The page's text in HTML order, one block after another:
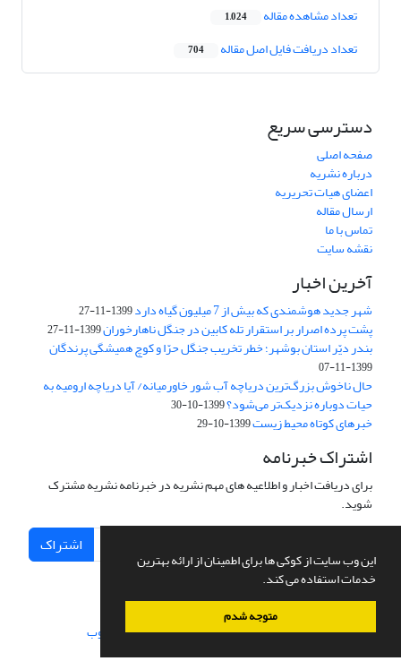
این وب سایت از کوکی ها برای اطمینان از ارائه بهترین
خدمات استفاده می کند.
متوجه شدم
تعداد مشاهده مقاله 1,024
تعداد دریافت فایل اصل مقاله 704
دسترسی سریع
صفحه اصلی
درباره نشریه
اعضای هیات تحریریه
ارسال مقاله
تماس با ما
نقشه سایت
آخرین اخبار
شهر جدید هوشمندی که بیش از 7 میلیون گیاه دارد 1399-11-27
پشت پرده اصرار بر استقرار تله کابین در جنگل ناهارخوران1399-11-27
بندر دیّر استان بوشهر؛ خطر تخریب جنگل‌ حرّا و کوچ همیشگی پرندگان
1399-11-07
حال ناخوش بزرگ‌ترین دریاچه آب شور ‌خاور‌میانه/‌ آیا دریاچه ارومیه به
حیات دوباره نزدیک‌تر می‌شود؟1399-10-30
خبرهای کوتاه محیط زیست1399-10-29
اشتراک خبرنامه
برای دریافت اخبار و اطلاعیه های مهم نشریه در خبرنامه نشریه مشترک
شوید.
اشتراک
سامانه مدیریت نشریات علمی.طراحی و پیاده سازی از سیناوب